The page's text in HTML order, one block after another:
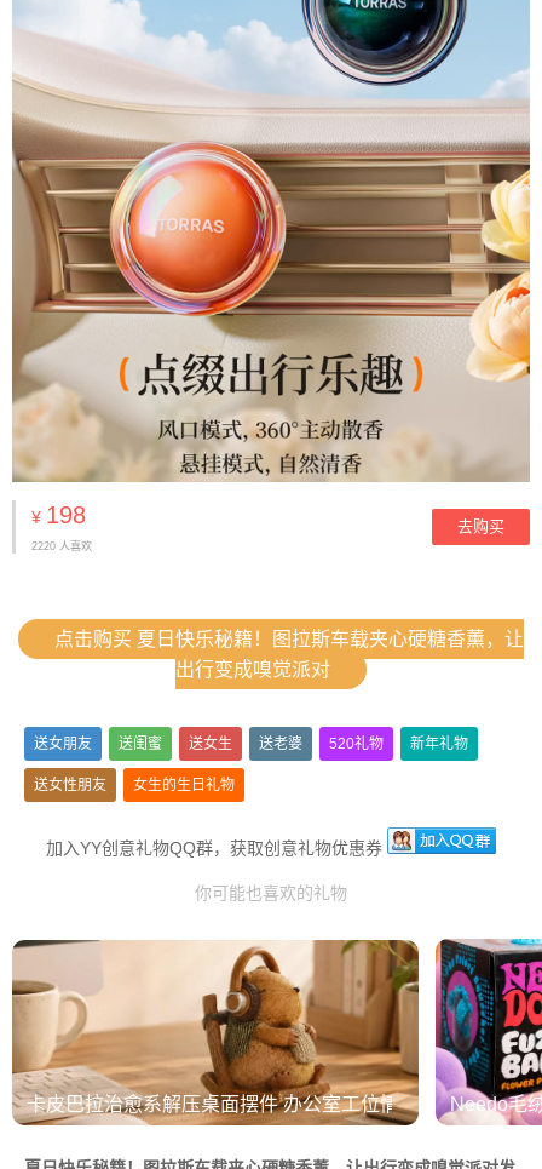
¥ 198
2220 人喜欢
去购买
点击购买 夏日快乐秘籍！图拉斯车载夹心硬糖香薰，让
出行变成嗅觉派对
送女朋友 送闺蜜 送女生 送老婆 520礼物 新年礼物
送女性朋友 女生的生日礼物
加入YY创意礼物QQ群，获取创意礼物优惠券
你可能也喜欢的礼物
卡皮巴拉治愈系解压桌面摆件 办公室工位情绪稳定神器
Needo毛